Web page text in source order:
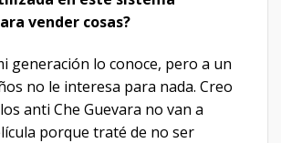
vender cosas?
generación lo conoce, pero a un
no le interesa para nada. Creo
anti Che Guevara no van a
porque traté de no ser